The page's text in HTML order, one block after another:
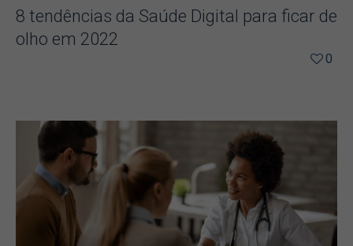
8 tendências da Saúde Digital para ficar de
olho em 2022
0